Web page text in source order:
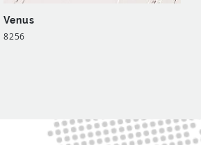
Venus
8256